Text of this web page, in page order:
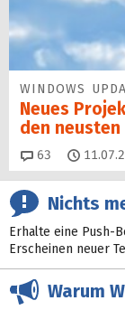
WINDOWS
Neues
den neusten
63 Kommentare
Nichts
Erhalte eine Push-
Erscheinen neuer
Warum